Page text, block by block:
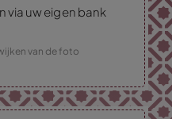
via uw eigen bank
van de foto